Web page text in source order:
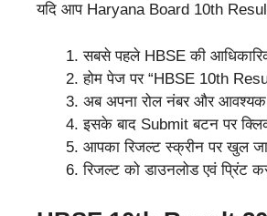
यदि आप Haryana Board 10th
सबसे पहले HBSE की
होम पेज पर “HBSE 10th
अब अपना रोल नंबर और आवश्यक
इसके बाद Submit बटन पर
आपका रिजल्ट स्क्रीन पर खुल
रिजल्ट को डाउनलोड एवं प्रिंट